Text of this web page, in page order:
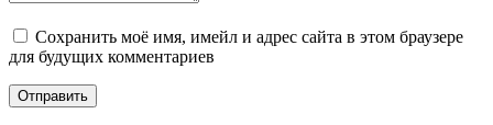
Сохранить моё имя, имейл и адрес сайта в этом браузере
для будущих комментариев